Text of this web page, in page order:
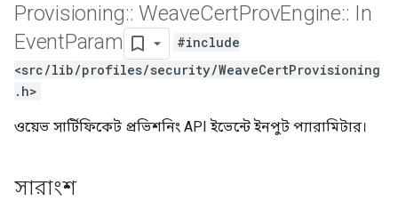
Provisioning:: WeaveCertProvEngine:: In
EventParam
#include
<src/lib/profiles/security/WeaveCertProvisioning
.h>
ওয়েভ সার্টিফিকেট প্রভিশনিং API ইভেন্টে ইনপুট প্যারামিটার।
সারাংশ